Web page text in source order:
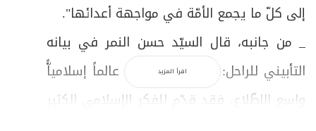
إلى كلّ ما يجمع الأمّة في مواجهة أعدائها".
_ من جانبه، قال السيّد حسن النمر في بيانه
التأبيني للراحل: "لقد كان الفقيد عالماً إسلامياًّ
واسع الاطّلاع، فقد قدّم للفكر الإسلامي الكثير
اقرأ المزيد